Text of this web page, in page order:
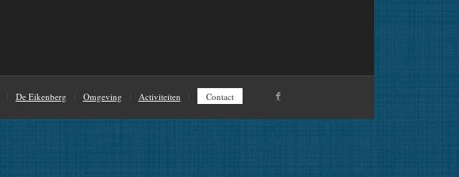
De Eikenberg Omgeving Activiteiten Contact